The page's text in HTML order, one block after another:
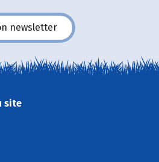
newsletter
site